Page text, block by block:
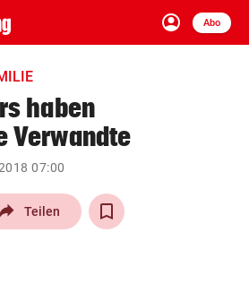
account_circle
Anmelden
Abo
close Schließen
arrow_right
arrow_right
haben
Verwandte
07:00
Teilen